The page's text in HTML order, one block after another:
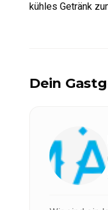
kühles Getränk
Dein